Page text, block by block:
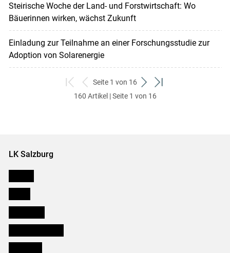
Steirische Woche der Land- und Forstwirtschaft: Wo
Bäuerinnen wirken, wächst Zukunft
Einladung zur Teilnahme an einer Forschungsstudie zur
Adoption von Solarenergie
zum
ersten
zurück
zum
Seite 1 von 16
weiter
zum
zum
160 Artikel | Seite 1 von 16
LK Salzburg